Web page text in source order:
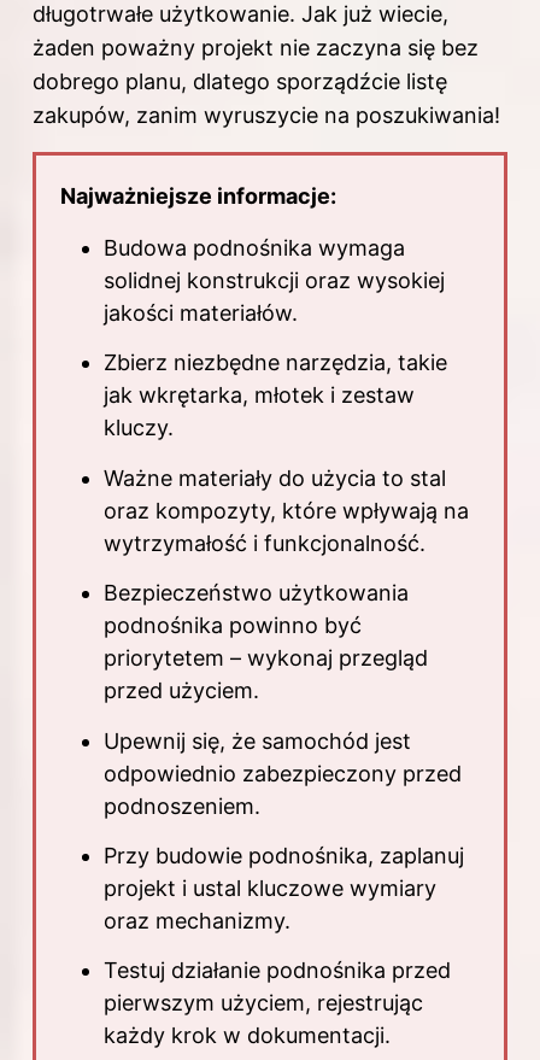
długotrwałe użytkowanie. Jak już wiecie,
żaden poważny projekt nie zaczyna się bez
dobrego planu, dlatego sporządźcie listę
zakupów, zanim wyruszycie na poszukiwania!
Najważniejsze informacje:
Budowa podnośnika wymaga
solidnej konstrukcji oraz wysokiej
jakości materiałów.
Zbierz niezbędne narzędzia, takie
jak wkrętarka, młotek i zestaw
kluczy.
Ważne materiały do użycia to stal
oraz kompozyty, które wpływają na
wytrzymałość i funkcjonalność.
Bezpieczeństwo użytkowania
podnośnika powinno być
priorytetem – wykonaj przegląd
przed użyciem.
Upewnij się, że samochód jest
odpowiednio zabezpieczony przed
podnoszeniem.
Przy budowie podnośnika, zaplanuj
projekt i ustal kluczowe wymiary
oraz mechanizmy.
Testuj działanie podnośnika przed
pierwszym użyciem, rejestrując
każdy krok w dokumentacji.